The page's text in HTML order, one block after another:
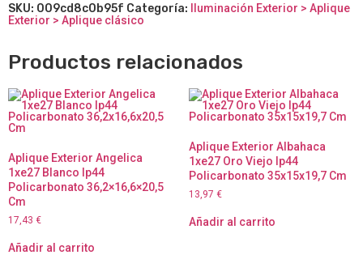
SKU: 009cd8c0b95f Categoría:
Iluminación Exterior > Aplique
Exterior > Aplique clásico
Productos relacionados
Aplique Exterior Angelica
1xe27 Blanco Ip44
Policarbonato 36,2×16,6×20,5
Cm
17,43 €
Añadir al carrito
Aplique Exterior Albahaca
1xe27 Oro Viejo Ip44
Policarbonato 35x15x19,7 Cm
13,97 €
Añadir al carrito